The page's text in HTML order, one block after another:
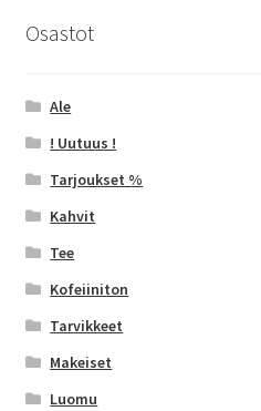
Osastot
Ale
! Uutuus !
Tarjoukset %
Kahvit
Tee
Kofeiiniton
Tarvikkeet
Makeiset
Luomu